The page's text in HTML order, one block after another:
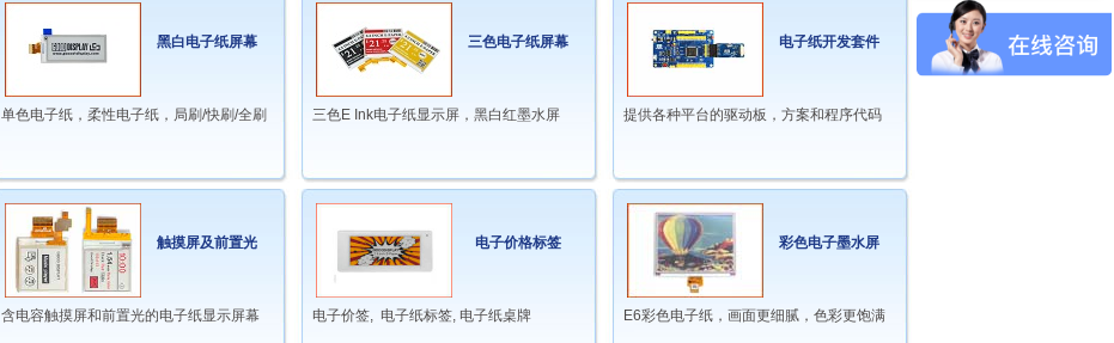
黑白电子纸屏幕
单色电子纸，柔性电子纸，局刷/快刷/全刷
三色电子纸屏幕
三色E Ink电子纸显示屏，黑白红墨水屏
电子纸开发套件
提供各种平台的驱动板，方案和程序代码
触摸屏及前置光
含电容触摸屏和前置光的电子纸显示屏幕
电子价格标签
电子价签, 电子纸标签, 电子纸桌牌
彩色电子墨水屏
E6彩色电子纸，画面更细腻，色彩更饱满